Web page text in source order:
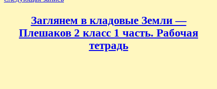
Заглянем в кладовые Земли —
Плешаков 2 класс 1 часть. Рабочая
тетрадь